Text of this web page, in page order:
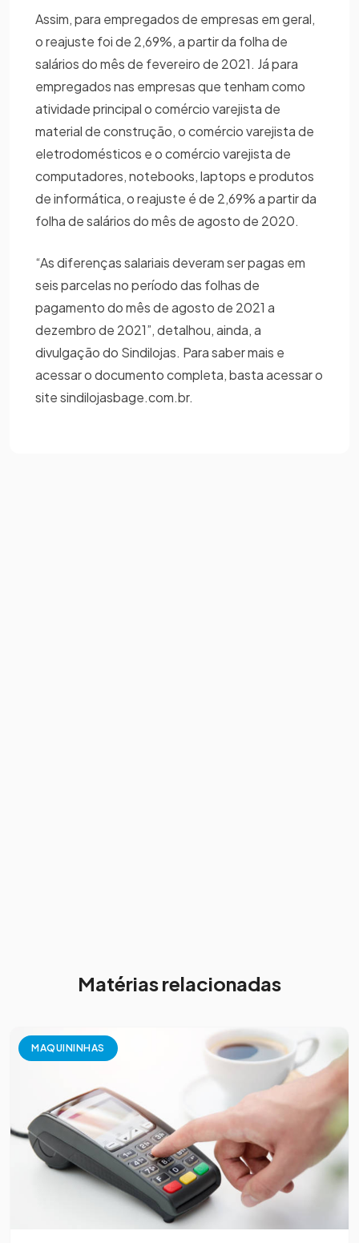
Assim, para empregados de empresas em geral,
o reajuste foi de 2,69%, a partir da folha de
salários do mês de fevereiro de 2021. Já para
empregados nas empresas que tenham como
atividade principal o comércio varejista de
material de construção, o comércio varejista de
eletrodomésticos e o comércio varejista de
computadores, notebooks, laptops e produtos
de informática, o reajuste é de 2,69% a partir da
folha de salários do mês de agosto de 2020.
“As diferenças salariais deveram ser pagas em
seis parcelas no período das folhas de
pagamento do mês de agosto de 2021 a
dezembro de 2021”, detalhou, ainda, a
divulgação do Sindilojas. Para saber mais e
acessar o documento completa, basta acessar o
site sindilojasbage.com.br.
Matérias relacionadas
MAQUININHAS